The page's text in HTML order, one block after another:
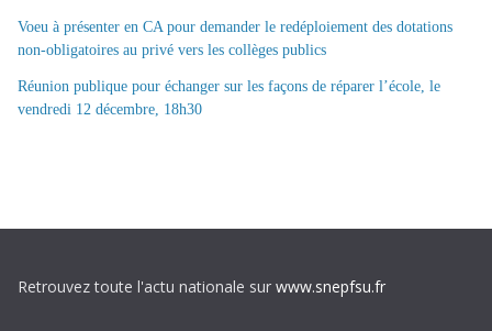
Voeu à présenter en CA pour demander le redéploiement des dotations
non-obligatoires au privé vers les collèges publics
Réunion publique pour échanger sur les façons de réparer l’école, le
vendredi 12 décembre, 18h30
Retrouvez toute l'actu nationale sur www.snepfsu.fr